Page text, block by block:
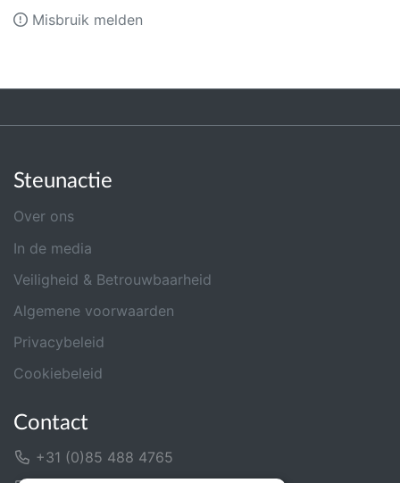
Misbruik melden
Steunactie
Over ons
In de media
Veiligheid & Betrouwbaarheid
Algemene voorwaarden
Privacybeleid
Cookiebeleid
Contact
+31 (0)85 488 4765